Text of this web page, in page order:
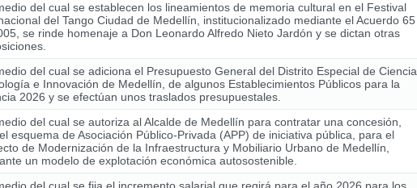
del cual se establecen los lineamientos de memoria cultural en el Festival
del Tango Ciudad de Medellín, institucionalizado mediante el Acuerdo 65
se rinde homenaje a Don Leonardo Alfredo Nieto Jardón y se dictan otras
del cual se adiciona el Presupuesto General del Distrito Especial de Ciencia
e Innovación de Medellín, de algunos Establecimientos Públicos para la
2026 y se efectúan unos traslados presupuestales.
del cual se autoriza al Alcalde de Medellín para contratar una concesión,
esquema de Asociación Público-Privada (APP) de iniciativa pública, para el
de Modernización de la Infraestructura y Mobiliario Urbano de Medellín,
un modelo de explotación económica autosostenible.